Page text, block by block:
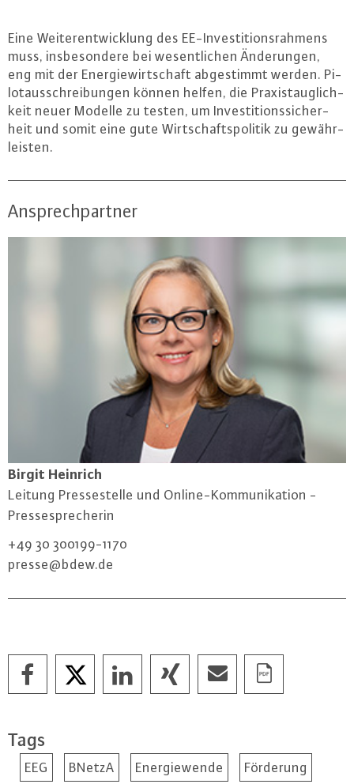
Eine Wei­ter­ent­wick­lung des EE-In­ves­ti­ti­ons­rah­mens
muss, ins­be­son­de­re bei we­sent­li­chen Än­de­run­gen,
eng mit der En­er­gie­wirt­schaft ab­ge­stimmt werden. Pi­
lot­aus­schrei­bun­gen können helfen, die Pra­xis­taug­lich­
keit neuer Modelle zu testen, um In­ves­ti­ti­ons­si­cher­
heit und somit eine gute Wirt­schafts­po­li­tik zu ge­währ­
leis­ten.
Ansprechpartner
Birgit Heinrich
Leitung Pres­se­stel­le und On­line-Kom­mu­ni­ka­ti­on -
Pres­se­spre­che­rin
+49 30 300199-1170
presse@​bdew.​de
Tags
EEG BNetzA Energiewende Förderung